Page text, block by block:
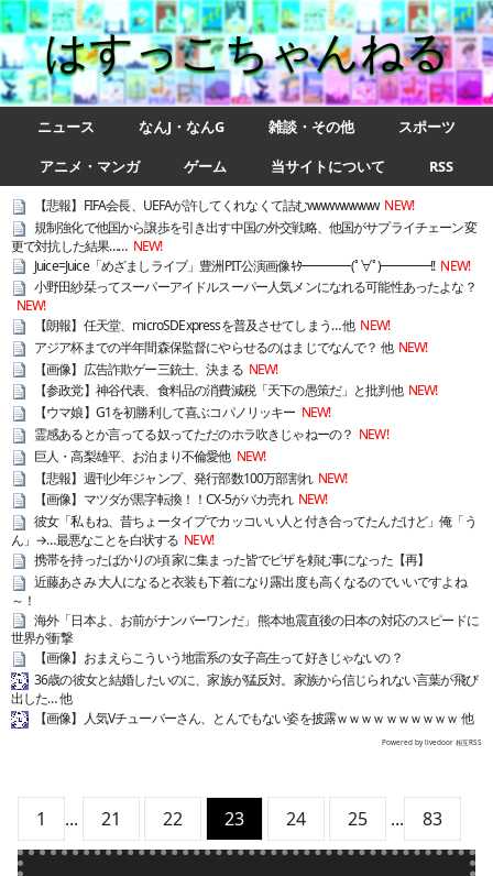
はすっこちゃんねる
ニュース なんJ・なんG 雑談・その他
スポーツ
アニメ・マンガ
ゲーム 当サイトについて RSS
【悲報】FIFA会長、UEFAが許してくれなくて詰むwwwwwwww NEW!
規制強化で他国から譲歩を引き出す中国の外交戦略、他国がサプライチェーン変
更で対抗した結果…… NEW!
Juice=Juice「めざましライブ」豊洲PIT公演画像ｷﾀ━━━━(ﾟ∀ﾟ)━━━━!! NEW!
小野田紗栞ってスーパーアイドルスーパー人気メンになれる可能性あったよな？
NEW!
【朗報】任天堂、microSDExpressを普及させてしまう… 他 NEW!
アジア杯までの半年間森保監督にやらせるのはまじでなんで？ 他 NEW!
【画像】広告詐欺ゲー三銃士、決まる NEW!
【参政党】神谷代表、食料品の消費減税「天下の愚策だ」と批判他 NEW!
【ウマ娘】G1を初勝利して喜ぶコパノリッキー NEW!
霊感あるとか言ってる奴ってただのホラ吹きじゃねーの？ NEW!
巨人・高梨雄平、お泊まり不倫愛他 NEW!
【悲報】週刊少年ジャンプ、発行部数100万部割れ NEW!
【画像】マツダが黒字転換！！CX-5がバカ売れ NEW!
彼女「私もね、昔ちょータイプでカッコいい人と付き合ってたんだけど」俺「う
ん」→…最悪なことを白状する NEW!
携帯を持ったばかりの頃 家に集まった皆でピザを頼む事になった【再】
近藤あさみ 大人になると衣装も下着になり露出度も高くなるのでいいですよね
～！
海外「日本よ、お前がナンバーワンだ」 熊本地震直後の日本の対応のスピードに
世界が衝撃
【画像】おまえらこういう地雷系の女子高生って好きじゃないの？
36歳の彼女と結婚したいのに、家族が猛反対。家族から信じられない言葉が飛び
出した… 他
【画像】人気Vチューバーさん、とんでもない姿を披露ｗｗｗｗｗｗｗｗｗｗ 他
Powered by livedoor 相互RSS
1 ... 21 22 23 24 25 ... 83